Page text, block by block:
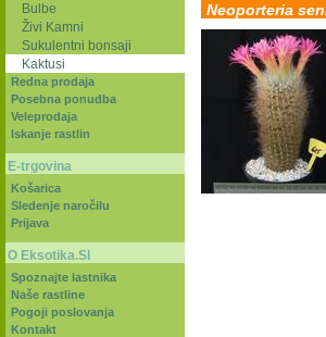
Neoporteria
Bulbe
Živi Kamni
Sukulentni bonsaji
Kaktusi
Redna prodaja
Posebna ponudba
Veleprodaja
Iskanje rastlin
E-trgovina
Košarica
Sledenje naročilu
Prijava
O Eksotika.SI
Spoznajte lastnika
Naše rastline
Pogoji poslovanja
Kontakt